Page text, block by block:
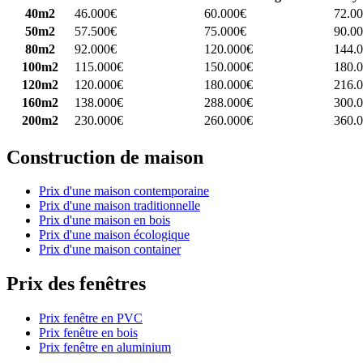
40m2
46.000€ 60.000€
50m2
57.500€ 75.000€
80m2
92.000€ 120.000€
100m2
115.000€ 150.000€
120m2
120.000€ 180.000€
160m2
138.000€ 288.000€
200m2
230.000€ 260.000€
Construction de maison
Prix d'une maison contemporaine
Prix d'une maison traditionnelle
Prix d'une maison en bois
Prix d'une maison écologique
Prix d'une maison container
Prix des fenêtres
Prix fenêtre en PVC
Prix fenêtre en bois
Prix fenêtre en aluminium